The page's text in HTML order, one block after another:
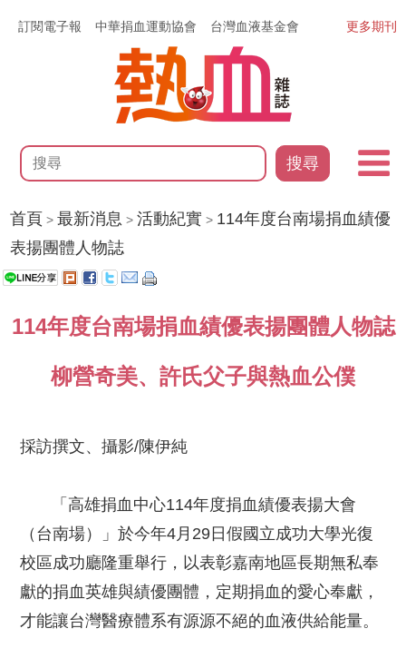
訂閱電子報 中華捐血運動協會 台灣血液基金會
搜尋
更多期刊
首頁 >最新消息 >活動紀實 > 114年度台南場捐血績優
表揚團體人物誌
114年度台南場捐血績優表揚團體人物誌
柳營奇美、許氏父子與熱血公僕
採訪撰文、攝影/陳伊純
「高雄捐血中心114年度捐血績優表揚大會
（台南場）」於今年4月29日假國立成功大學光復
校區成功廳隆重舉行，以表彰嘉南地區長期無私奉
獻的捐血英雄與績優團體，定期捐血的愛心奉獻，
才能讓台灣醫療體系有源源不絕的血液供給能量。